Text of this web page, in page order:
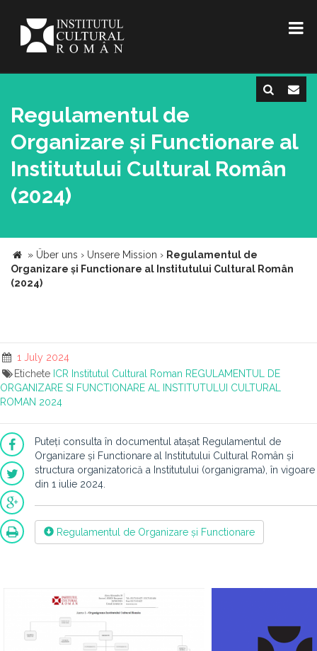
Regulamentul de
Organizare și Functionare al
Institutului Cultural Român
(2024)
» Über uns › Unsere Mission › Regulamentul de
Organizare și Functionare al Institutului Cultural Român
(2024)
1 July 2024
Etichete ICR Institutul Cultural Roman REGULAMENTUL DE
ORGANIZARE SI FUNCTIONARE AL INSTITUTULUI CULTURAL
ROMAN 2024
Puteți consulta în documentul atașat Regulamentul de
Organizare și Functionare al Institutului Cultural Român și
structura organizatorică a Institutului (organigrama), în vigoare
din 1 iulie 2024.
Regulamentul de Organizare și Functionare